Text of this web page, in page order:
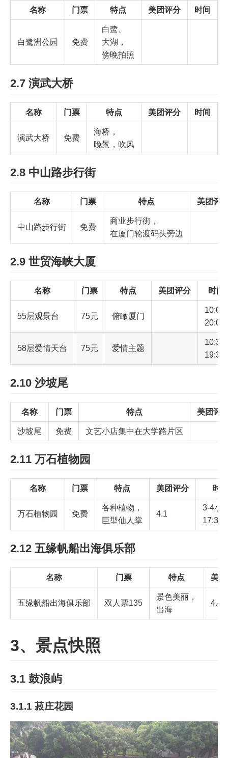
名称 门票 特点 美团评分 时间
白鹭洲公园 免费
白鹭、
大湖，
傍晚拍照
2.7 演武大桥
名称 门票 特点 美团评分 时间
演武大桥 免费
海桥，
晚景，吹风
2.8 中山路步行街
名称 门票 特点 美团评
中山路步行街 免费
商业步行街，
在厦门轮渡码头旁边
2.9 世贸海峡大厦
名称 门票 特点 美团评分 时间
55层观景台 75元 俯瞰厦门
10:00-
20:00
58层爱情天台 75元 爱情主题
10:30-
19:30
2.10 沙坡尾
名称 门票 特点 美团评
沙坡尾 免费 文艺小店集中在大学路片区
2.11 万石植物园
名称 门票 特点 美团评分 时
万石植物园 免费
各种植物，
巨型仙人掌
4.1
3-4小
17:30
2.12 五缘帆船出海俱乐部
名称 门票 特点 美
五缘帆船出海俱乐部 双人票135
景色美丽，
出海
4.4
3、景点快照
3.1 鼓浪屿
3.1.1 菽庄花园